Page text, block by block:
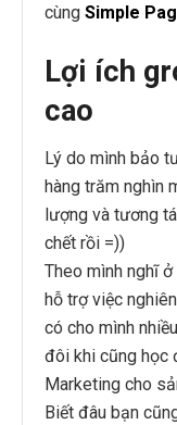
cùng Simple
Lợi ích
cao
Lý do mình bảo
hàng trăm nghìn
lượng và tương
chết rồi =))
Theo mình nghĩ
hỗ trợ việc
có cho mình
đôi khi cũng học
Marketing cho
Biết đâu bạn